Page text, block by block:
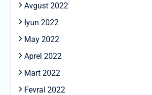
Avgust 2022
Iyun 2022
May 2022
Aprel 2022
Mart 2022
Fevral 2022